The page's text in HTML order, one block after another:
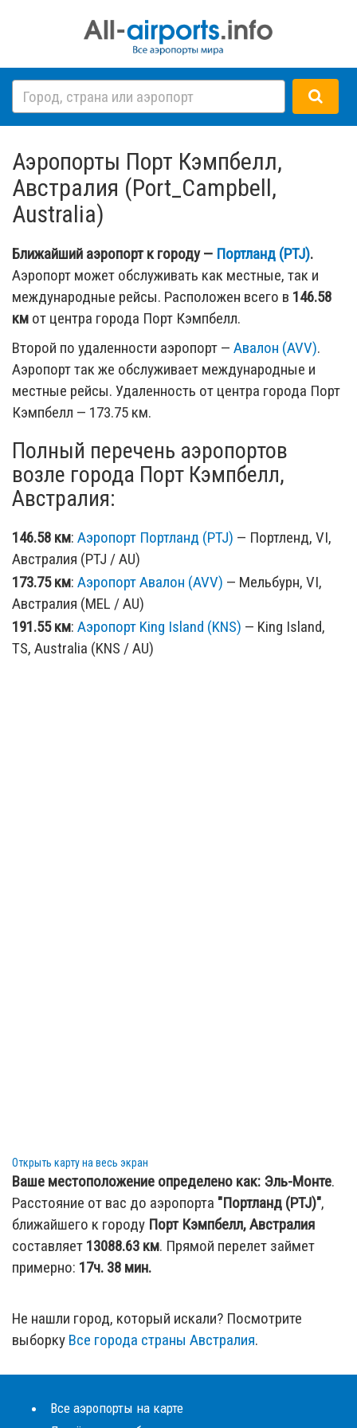
Аэропорты Порт Кэмпбелл,
Австралия (Port_Campbell,
Australia)
Ближайший аэропорт к городу — Портланд (PTJ).
Аэропорт может обслуживать как местные, так и
международные рейсы. Расположен всего в 146.58
км от центра города Порт Кэмпбелл.
Второй по удаленности аэропорт — Авалон (AVV).
Аэропорт так же обслуживает международные и
местные рейсы. Удаленность от центра города Порт
Кэмпбелл — 173.75 км.
Полный перечень аэропортов
возле города Порт Кэмпбелл,
Австралия:
146.58 км: Аэропорт Портланд (PTJ) — Портленд, VI,
Австралия (PTJ / AU)
173.75 км: Аэропорт Авалон (AVV) — Мельбурн, VI,
Австралия (MEL / AU)
191.55 км: Аэропорт King Island (KNS) — King Island,
TS, Australia (KNS / AU)
Открыть карту на весь экран
Ваше местоположение определено как: Эль-Монте.
Расстояние от вас до аэропорта "Портланд (PTJ)",
ближайшего к городу Порт Кэмпбелл, Австралия
составляет 13088.63 км. Прямой перелет займет
примерно: 17ч. 38 мин.
Не нашли город, который искали? Посмотрите
выборку Все города страны Австралия.
Все аэропорты на карте